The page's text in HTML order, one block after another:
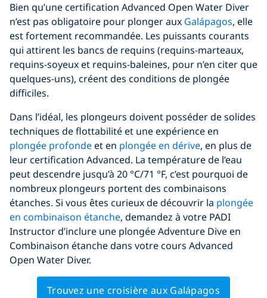
Bien qu’une certification Advanced Open Water Diver
n’est pas obligatoire pour plonger aux Galápagos, elle
est fortement recommandée. Les puissants courants
qui attirent les bancs de requins (requins-marteaux,
requins-soyeux et requins-baleines, pour n’en citer que
quelques-uns), créent des conditions de plongée
difficiles.
Dans l’idéal, les plongeurs doivent posséder de solides
techniques de flottabilité et une expérience en
plongée profondeet en plongée en dérive, en plus de
leur certification Advanced. La température de l’eau
peut descendre jusqu’à 20 °C/71 °F, c’est pourquoi de
nombreux plongeurs portent des combinaisons
étanches. Si vous êtes curieux de découvrir la plongée
en combinaison étanche, demandez à votre PADI
Instructor d’inclure une plongée Adventure Dive en
Combinaison étanche dans votre cours Advanced
Open Water Diver.
Trouvez une croisière aux Galápagos